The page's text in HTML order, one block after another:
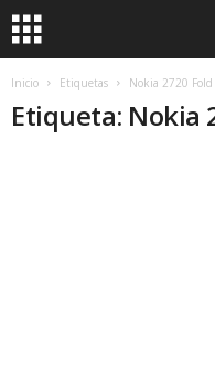
Inicio Etiquetas Nokia 2720 Fold
Etiqueta: Nokia